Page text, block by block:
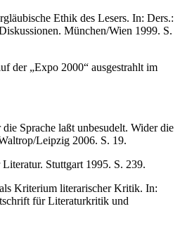
Ethik des Lesers. In: Ders.:
München/Wien 1999. S.
der „Expo 2000“ ausgestrahlt im
Sprache laßt unbesudelt. Wider die
Leipzig 2006. S. 19.
Stuttgart 1995. S. 239.
Kriterium literarischer Kritik. In:
für Literaturkritik und